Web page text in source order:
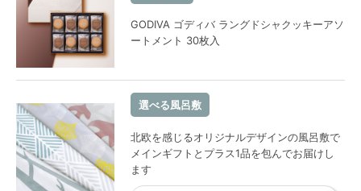
GODIVA ゴディバ ラングドシャクッキーアソ
ートメント 30枚入
選べる風呂敷
北欧を感じるオリジナルデザインの風呂敷で
メインギフトとプラス1品を包んでお届けし
ます